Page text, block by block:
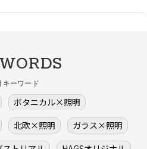
キーワード
ボタニカル×照明
北欧×照明
ガラス×照明